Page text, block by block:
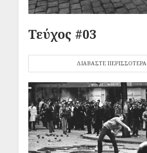
Τεύχος #03
ΔΙΑΒΑΣΤΕ ΠΕΡΙΣΣΟΤΕΡΑ